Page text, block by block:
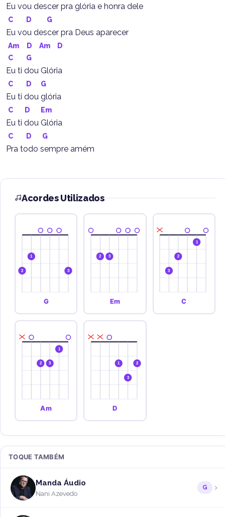
Eu vou descer pra glória e honra dele
C D G
Eu vou descer pra Deus aparecer
Am D Am
D
C
G
Eu ti dou Glória
C D G
Eu ti dou glória
C D Em
Eu ti dou Glória
C D G
Pra todo sempre amém
Acordes Utilizados
2
1
3
G
2 3
Em
3
2
1
C
2 3
1
Am
1
3
2
D
TOQUE TAMBÉM
Manda Áudio
Nani Azevedo
G